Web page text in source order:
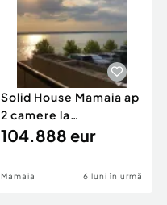
Solid House Mamaia ap
2 camere la
cheie,langa Mega
104.888 eur
Mamaia 6 luni în urmă